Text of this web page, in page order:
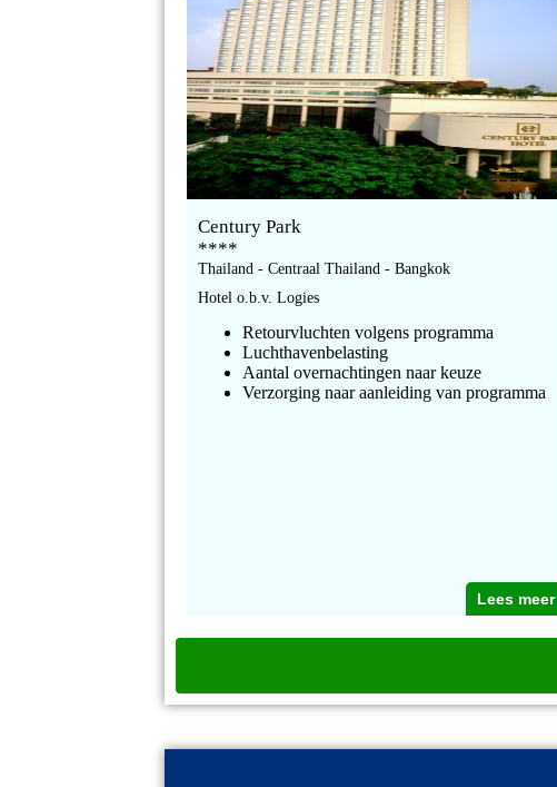
Century Park
****
Thailand - Centraal Thailand - Bangkok
Hotel o.b.v. Logies
Retourvluchten volgens programma
Luchthavenbelasting
Aantal overnachtingen naar keuze
Verzorging naar aanleiding van programma
Lees meer